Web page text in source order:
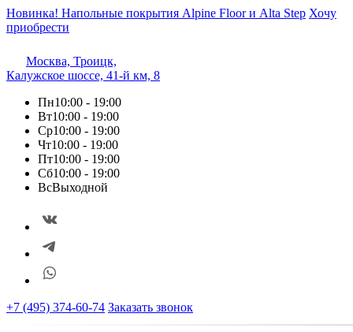
Новинка! Напольные покрытия Alpine Floor и Alta Step Хочу
приобрести
Москва, Троицк,
Калужское шоссе, 41-й км, 8
Пн10:00 - 19:00
Вт10:00 - 19:00
Ср10:00 - 19:00
Чт10:00 - 19:00
Пт10:00 - 19:00
Сб10:00 - 19:00
ВсВыходной
+7 (495) 374-60-74 Заказать звонок